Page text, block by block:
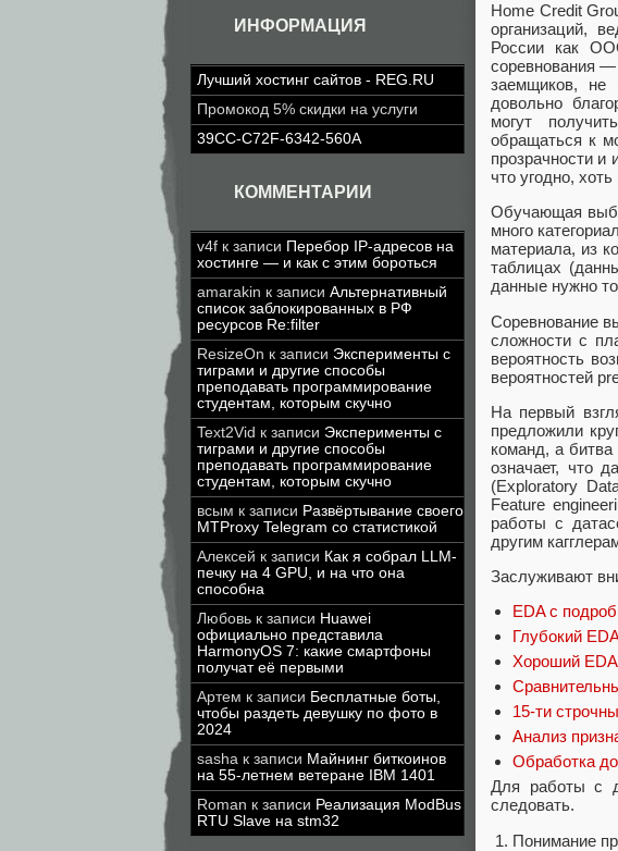
ИНФОРМАЦИЯ
Лучший хостинг сайтов - REG.RU
Промокод 5% скидки на услуги
39CC-C72F-6342-560A
КОММЕНТАРИИ
v4f к записи Перебор IP-адресов на
хостинге — и как с этим бороться
amarakin к записи Альтернативный
список заблокированных в РФ
ресурсов Re:filter
ResizeOn к записи Эксперименты с
тиграми и другие способы
преподавать программирование
студентам, которым скучно
Text2Vid к записи Эксперименты с
тиграми и другие способы
преподавать программирование
студентам, которым скучно
всым к записи Развёртывание своего
MTProxy Telegram со статистикой
Алексей к записи Как я собрал LLM-
печку на 4 GPU, и на что она
способна
Любовь к записи Huawei
официально представила
HarmonyOS 7: какие смартфоны
получат её первыми
Артем к записи Бесплатные боты,
чтобы раздеть девушку по фото в
2024
sasha к записи Майнинг биткоинов
на 55-летнем ветеране IBM 1401
Roman к записи Реализация ModBus
RTU Slave на stm32
Home Credit
организаций,
России как
соревнования —
заемщиков, не
довольно
могут
обращаться к
прозрачности и
что угодно, хоть
Обучающая
много
материала, из
таблицах
данные нужно
Соревнование
сложности с
вероятность
вероятностей
На первый
предложили
команд, а
означает, что
(Exploratory
Feature
работы с
другим
Заслуживают
EDA с
Глубокий
Хороший EDA
15-ти
Анализ
Обработка
Для работы с
следовать.
Понимание